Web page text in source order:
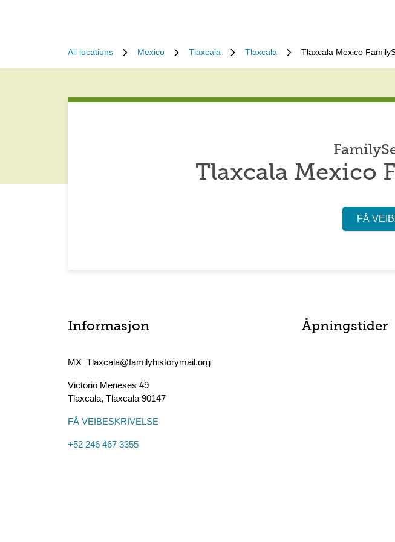
All locations Mexico Tlaxcala Tlaxcala Tlaxcala Mexico
Tlaxcala Mexico
FÅ
Informasjon
MX_Tlaxcala@familyhistorymail.org
Victorio Meneses #9
Tlaxcala, Tlaxcala 90147
FÅ VEIBESKRIVELSE
+52 246 467 3355
Åpningstider